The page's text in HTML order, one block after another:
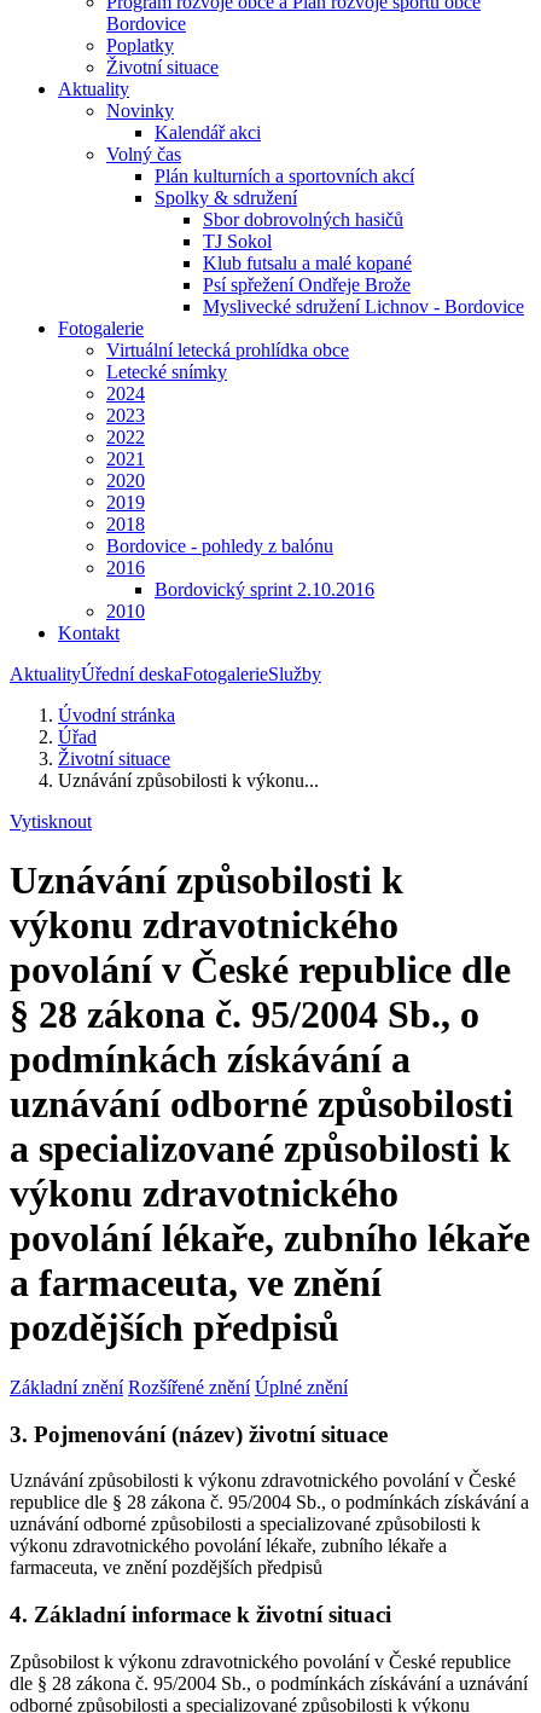
Bordovice
Poplatky
Životní situace
Aktuality
Novinky
Kalendář akci
Volný čas
Plán kulturních a sportovních akcí
Spolky & sdružení
Sbor dobrovolných hasičů
TJ Sokol
Klub futsalu a malé kopané
Psí spřežení Ondřeje Brože
Myslivecké sdružení Lichnov - Bordovice
Fotogalerie
Virtuální letecká prohlídka obce
Letecké snímky
2024
2023
2022
2021
2020
2019
2018
Bordovice - pohledy z balónu
2016
Bordovický sprint 2.10.2016
2010
Kontakt
AktualityÚřední deskaFotogalerieSlužby
Úvodní stránka
Úřad
Životní situace
Uznávání způsobilosti k výkonu...
Vytisknout
Uznávání způsobilosti k
výkonu zdravotnického
povolání v České republice dle
§ 28 zákona č. 95/2004 Sb., o
podmínkách získávání a
uznávání odborné způsobilosti
a specializované způsobilosti k
výkonu zdravotnického
povolání lékaře, zubního lékaře
a farmaceuta, ve znění
pozdějších předpisů
Základní znění Rozšířené znění Úplné znění
3. Pojmenování (název) životní situace
Uznávání způsobilosti k výkonu zdravotnického povolání v České
republice dle § 28 zákona č. 95/2004 Sb., o podmínkách získávání a
uznávání odborné způsobilosti a specializované způsobilosti k
výkonu zdravotnického povolání lékaře, zubního lékaře a
farmaceuta, ve znění pozdějších předpisů
4. Základní informace k životní situaci
Způsobilost k výkonu zdravotnického povolání v České republice
dle § 28 zákona č. 95/2004 Sb., o podmínkách získávání a uznávání
odborné způsobilosti a specializované způsobilosti k výkonu